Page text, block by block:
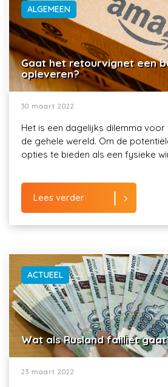
ALGEMEEN
Gaat het retourvignet een
opleveren?
30 maart 2022
Het is een dagelijks dilemma
de gehele wereld. Om de
opties te bieden als een fysieke
Lees verder
ACTUEEL
Wat als Rusland failliet
23 maart 2022